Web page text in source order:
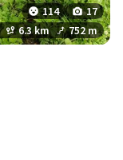
114
17
6.3 km 752 m